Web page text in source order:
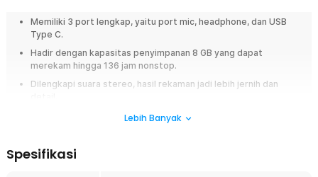
Memiliki 3 port lengkap, yaitu port mic, headphone, dan USB
Type C.
Hadir dengan kapasitas penyimpanan 8 GB yang dapat
merekam hingga 136 jam nonstop.
Dilengkapi suara stereo, hasil rekaman jadi lebih jernih dan
Desainnya mini dan ringan, sehingga dapat dimasukkan ke
Overview
Lebih Banyak
Spesifikasi